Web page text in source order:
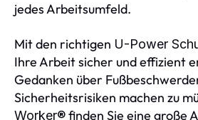
jedes Arbeitsumfeld.
Mit den richtigen U-Power
Ihre Arbeit sicher und effizient
Gedanken über
Sicherheitsrisiken machen zu
Worker®finden Sie eine große